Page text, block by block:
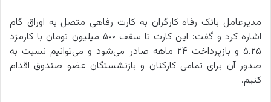
مدیرعامل بانک رفاه کارگران به کارت رفاهی متصل به اوراق گام
اشاره کرد و گفت: این کارت تا سقف ۵۰۰ میلیون تومان با کارمزد
۵.۲۵ و بازپرداخت ۲۴ ماهه صادر می‌شود و می‌توانیم نسبت به
صدور آن برای تمامی کارکنان و بازنشستگان عضو صندوق اقدام
کنیم.